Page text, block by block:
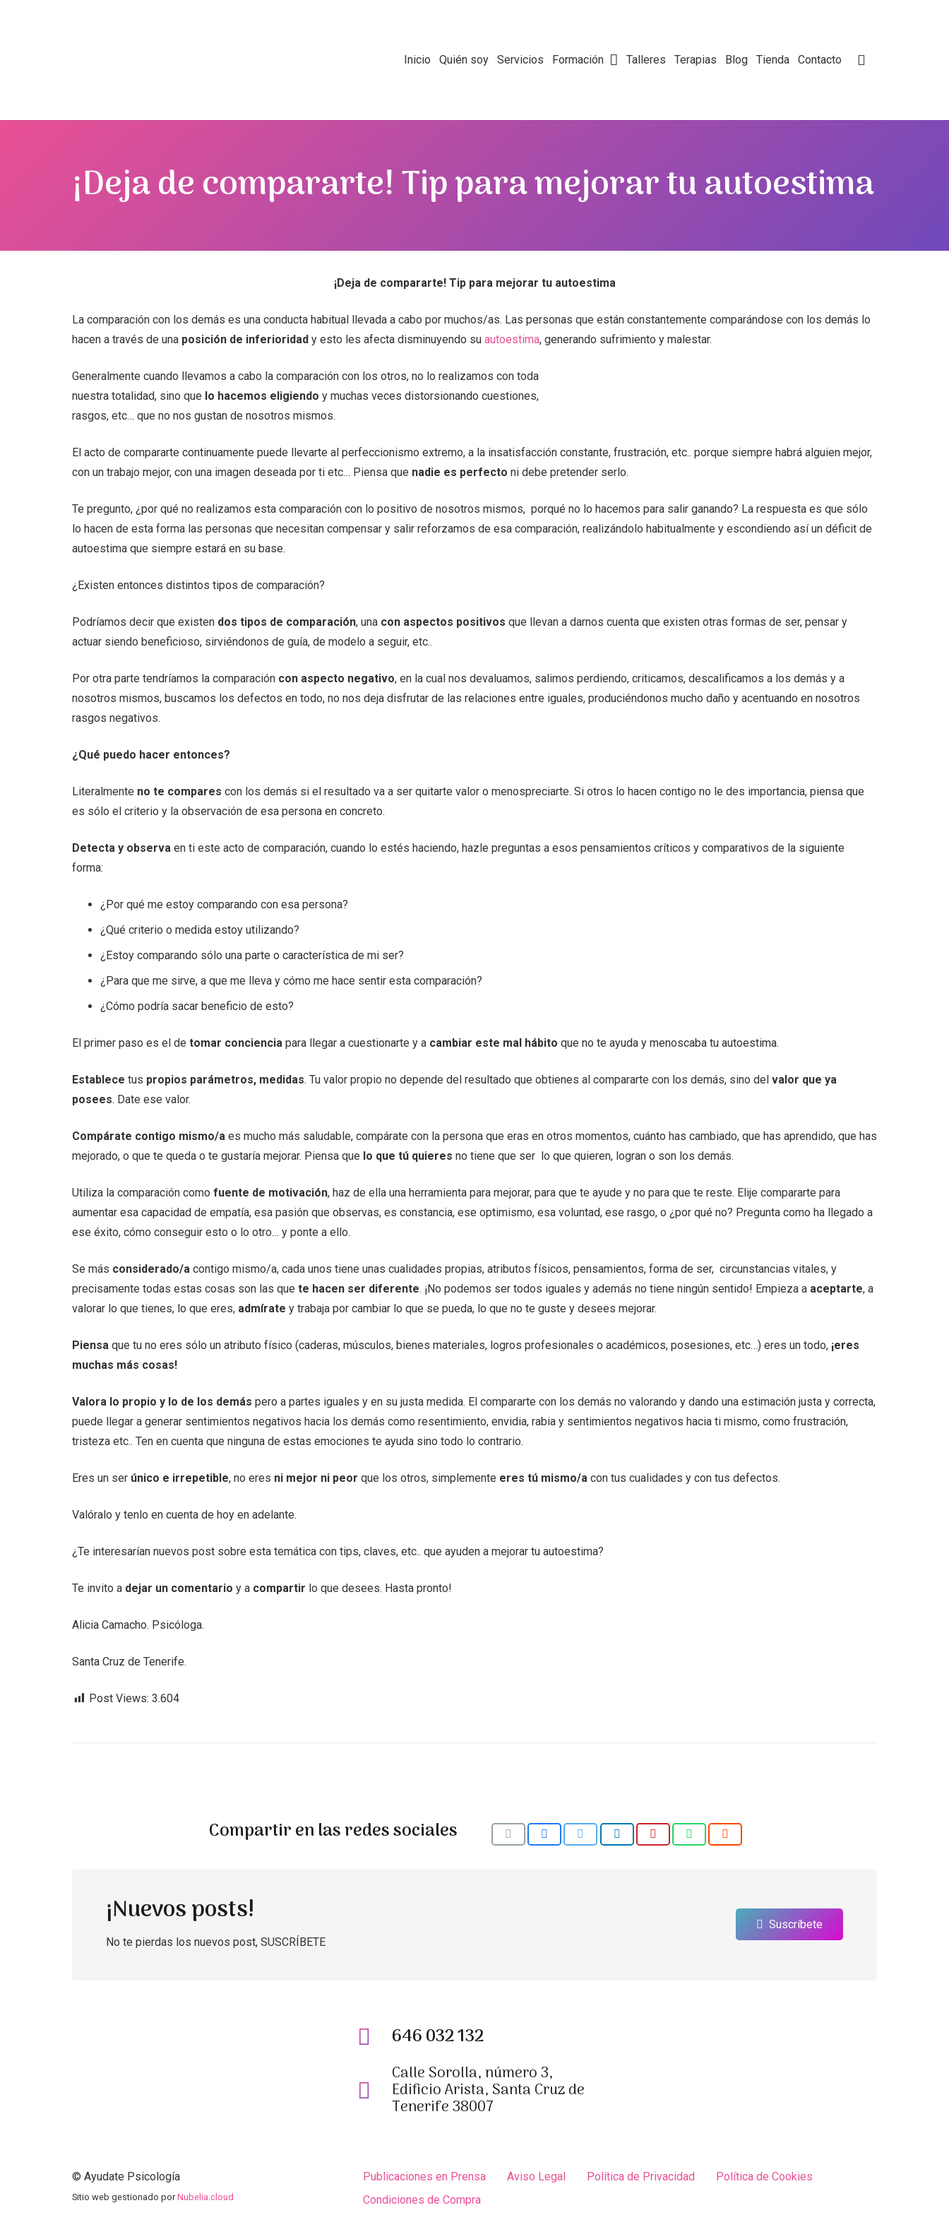
Inicio Quién soy Servicios Formación Talleres Terapias Blog Tienda Contacto
¡Deja de compararte! Tip para mejorar tu autoestima
¡Deja de compararte! Tip para mejorar tu autoestima
La comparación con los demás es una conducta habitual llevada a cabo por muchos/as. Las personas que están constantemente comparándose con los demás lo
hacen a través de una posición de inferioridad y esto les afecta disminuyendo su autoestima, generando sufrimiento y malestar.
Generalmente cuando llevamos a cabo la comparación con los otros, no lo realizamos con toda
nuestra totalidad, sino que lo hacemos eligiendo y muchas veces distorsionando cuestiones,
rasgos, etc… que no nos gustan de nosotros mismos.
El acto de compararte continuamente puede llevarte al perfeccionismo extremo, a la insatisfacción constante, frustración, etc.. porque siempre habrá alguien mejor,
con un trabajo mejor, con una imagen deseada por ti etc… Piensa que nadie es perfecto ni debe pretender serlo.
Te pregunto, ¿por qué no realizamos esta comparación con lo positivo de nosotros mismos, porqué no lo hacemos para salir ganando? La respuesta es que sólo
lo hacen de esta forma las personas que necesitan compensar y salir reforzamos de esa comparación, realizándolo habitualmente y escondiendo así un déficit de
autoestima que siempre estará en su base.
¿Existen entonces distintos tipos de comparación?
Podríamos decir que existen dos tipos de comparación, una con aspectos positivos que llevan a darnos cuenta que existen otras formas de ser, pensar y
actuar siendo beneficioso, sirviéndonos de guía, de modelo a seguir, etc..
Por otra parte tendríamos la comparación con aspecto negativo, en la cual nos devaluamos, salimos perdiendo, criticamos, descalificamos a los demás y a
nosotros mismos, buscamos los defectos en todo, no nos deja disfrutar de las relaciones entre iguales, produciéndonos mucho daño y acentuando en nosotros
rasgos negativos.
¿Qué puedo hacer entonces?
Literalmente no te compares con los demás si el resultado va a ser quitarte valor o menospreciarte. Si otros lo hacen contigo no le des importancia, piensa que
es sólo el criterio y la observación de esa persona en concreto.
Detecta y observa en ti este acto de comparación, cuando lo estés haciendo, hazle preguntas a esos pensamientos críticos y comparativos de la siguiente
forma:
¿Por qué me estoy comparando con esa persona?
¿Qué criterio o medida estoy utilizando?
¿Estoy comparando sólo una parte o característica de mi ser?
¿Para que me sirve, a que me lleva y cómo me hace sentir esta comparación?
¿Cómo podría sacar beneficio de esto?
El primer paso es el de tomar conciencia para llegar a cuestionarte y a cambiar este mal hábito que no te ayuda y menoscaba tu autoestima.
Establece tus propios parámetros, medidas. Tu valor propio no depende del resultado que obtienes al compararte con los demás, sino del valor que ya
posees. Date ese valor.
Compárate contigo mismo/a es mucho más saludable, compárate con la persona que eras en otros momentos, cuánto has cambiado, que has aprendido, que has
mejorado, o que te queda o te gustaría mejorar. Piensa que lo que tú quieres no tiene que ser lo que quieren, logran o son los demás.
Utiliza la comparación como fuente de motivación, haz de ella una herramienta para mejorar, para que te ayude y no para que te reste. Elije compararte para
aumentar esa capacidad de empatía, esa pasión que observas, es constancia, ese optimismo, esa voluntad, ese rasgo, o ¿por qué no? Pregunta como ha llegado a
ese éxito, cómo conseguir esto o lo otro… y ponte a ello.
Se más considerado/a contigo mismo/a, cada unos tiene unas cualidades propias, atributos físicos, pensamientos, forma de ser, circunstancias vitales, y
precisamente todas estas cosas son las que te hacen ser diferente. ¡No podemos ser todos iguales y además no tiene ningún sentido! Empieza a aceptarte, a
valorar lo que tienes, lo que eres, admírate y trabaja por cambiar lo que se pueda, lo que no te guste y desees mejorar.
Piensa que tu no eres sólo un atributo físico (caderas, músculos, bienes materiales, logros profesionales o académicos, posesiones, etc…) eres un todo, ¡eres
muchas más cosas!
Valora lo propio y lo de los demás pero a partes iguales y en su justa medida. El compararte con los demás no valorando y dando una estimación justa y correcta,
puede llegar a generar sentimientos negativos hacia los demás como resentimiento, envidia, rabia y sentimientos negativos hacia ti mismo, como frustración,
tristeza etc.. Ten en cuenta que ninguna de estas emociones te ayuda sino todo lo contrario.
Eres un ser único e irrepetible, no eres ni mejor ni peor que los otros, simplemente eres tú mismo/a con tus cualidades y con tus defectos.
Valóralo y tenlo en cuenta de hoy en adelante.
¿Te interesarían nuevos post sobre esta temática con tips, claves, etc.. que ayuden a mejorar tu autoestima?
Te invito a dejar un comentario y a compartir lo que desees. Hasta pronto!
Alicia Camacho. Psicóloga.
Santa Cruz de Tenerife.
Post Views: 3.604
Compartir en las redes sociales
¡Nuevos posts!
No te pierdas los nuevos post, SUSCRÍBETE
Suscríbete
646 032 132
Calle Sorolla, número 3,
Edificio Arista, Santa Cruz de
Tenerife 38007
© Ayudate Psicología
Sitio web gestionado por Nubelia.cloud
Publicaciones en Prensa Aviso Legal Política de Privacidad
Política de Cookies
Condiciones de Compra